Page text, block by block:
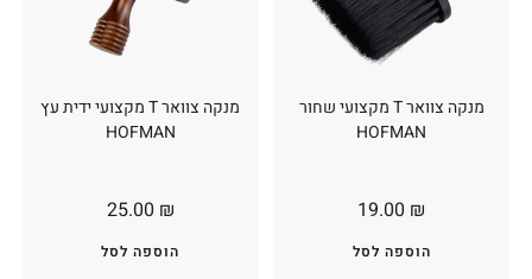
מנקה צוואר T מקצועי ידית עץ
HOFMAN
25.00 ₪
הוספה לסל
מנקה צוואר T מקצועי שחור
HOFMAN
19.00 ₪
הוספה לסל